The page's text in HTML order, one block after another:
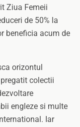
Ziua Femeii
de 50% la
beneficia acum de
orizontul
colectii
engleze si multe
Iar